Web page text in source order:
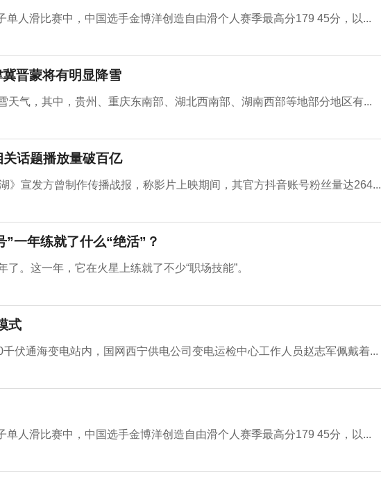
单人滑比赛中，中国选手金博洋创造自由滑个人赛季最高分179 45分，以...
晋蒙将有明显降雪
天气，其中，贵州、重庆东南部、湖北西南部、湖南西部等地部分地区有...
关话题播放量破百亿
》宣发方曾制作传播战报，称影片上映期间，其官方抖音账号粉丝量达264...
一年练就了什么“绝活”？
了。这一年，它在火星上练就了不少“职场技能”。
式
伏通海变电站内，国网西宁供电公司变电运检中心工作人员赵志军佩戴着...
单人滑比赛中，中国选手金博洋创造自由滑个人赛季最高分179 45分，以...